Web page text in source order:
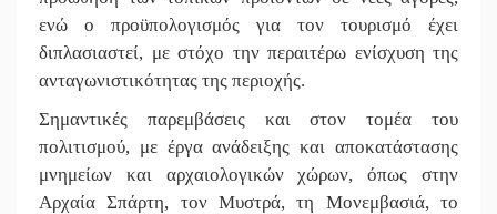
ενώ ο προϋπολογισμός για τον τουρισμό έχει
διπλασιαστεί, με στόχο την περαιτέρω ενίσχυση της
ανταγωνιστικότητας της περιοχής.
Σημαντικές παρεμβάσεις και στον τομέα του
πολιτισμού, με έργα ανάδειξης και αποκατάστασης
μνημείων και αρχαιολογικών χώρων, όπως στην
Αρχαία Σπάρτη, τον Μυστρά, τη Μονεμβασιά, το